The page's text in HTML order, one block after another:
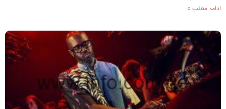
ادامه مطلب »